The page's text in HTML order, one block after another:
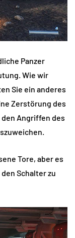
Panzer
Wie wir
Sie ein anderes
Zerstörung des
den Angriffen des
Tore, aber es
Schalter zu